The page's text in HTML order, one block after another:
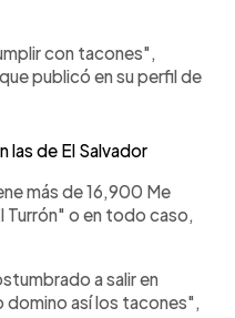
con tacones",
publicó en su perfil de
las de El Salvador
más de 16,900 Me
o en todo caso,
a salir en
así los tacones",